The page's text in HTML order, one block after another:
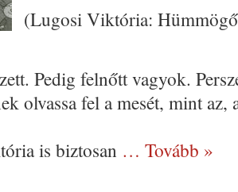
(Lugosi Viktória:
Pedig felnőtt vagyok.
olvassa fel a mesét, mint
is biztosan … Tovább »